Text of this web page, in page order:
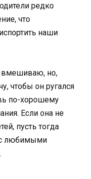
редко
что
наши
вмешиваю, но,
чтобы он ругался
по-хорошему
Если она не
пусть тогда
с любимыми